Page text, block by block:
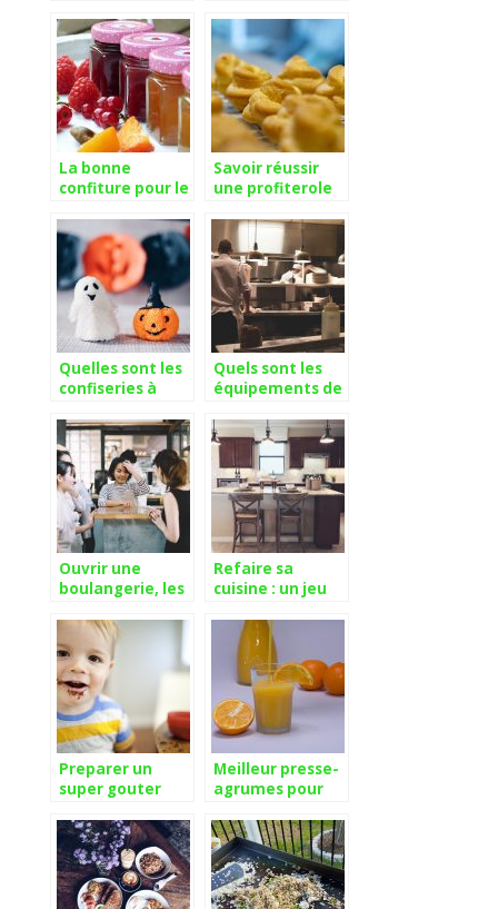
?
entrée et un
dessert
La bonne
confiture pour le
papilles
Savoir réussir
une profiterole
Quelles sont les
confiseries à
une fête
d’halloween
réussie ?
Quels sont les
équipements de
pour aller plus
loin ?
Ouvrir une
boulangerie, les
Refaire sa
cuisine : un jeu
Preparer un
super gouter
et les grands.
Meilleur presse-
agrumes pour
des agrumes.